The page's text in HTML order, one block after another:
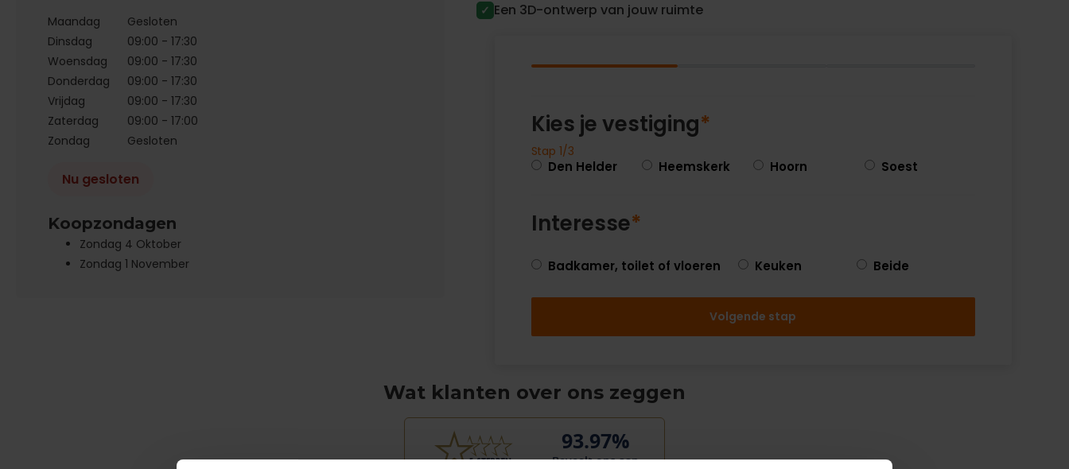
Maandag
Gesloten
Dinsdag
09:00 - 17:30
Woensdag
09:00 - 17:30
Donderdag
09:00 - 17:30
Vrijdag
09:00 - 17:30
Zaterdag
09:00 - 17:00
Zondag
Gesloten
Nu gesloten
Koopzondagen
Zondag 4 Oktober
Zondag 1 November
✓ Een 3D-ontwerp van jouw ruimte
Kies je vestiging*
Stap 1/3
Den Helder Heemskerk Hoorn Soest
Interesse*
Badkamer, toilet of vloeren Keuken Beide
Volgende stap
Wat klanten over ons zeggen
93.97%
Beveelt ons aan